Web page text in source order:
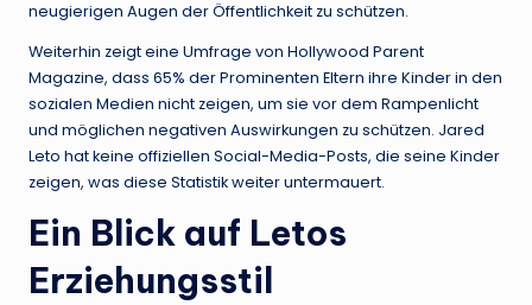
neugierigen Augen der Öffentlichkeit zu schützen.
Weiterhin zeigt eine Umfrage von Hollywood Parent
Magazine, dass 65% der Prominenten Eltern ihre Kinder in den
sozialen Medien nicht zeigen, um sie vor dem Rampenlicht
und möglichen negativen Auswirkungen zu schützen. Jared
Leto hat keine offiziellen Social-Media-Posts, die seine Kinder
zeigen, was diese Statistik weiter untermauert.
Ein Blick auf Letos
Erziehungsstil